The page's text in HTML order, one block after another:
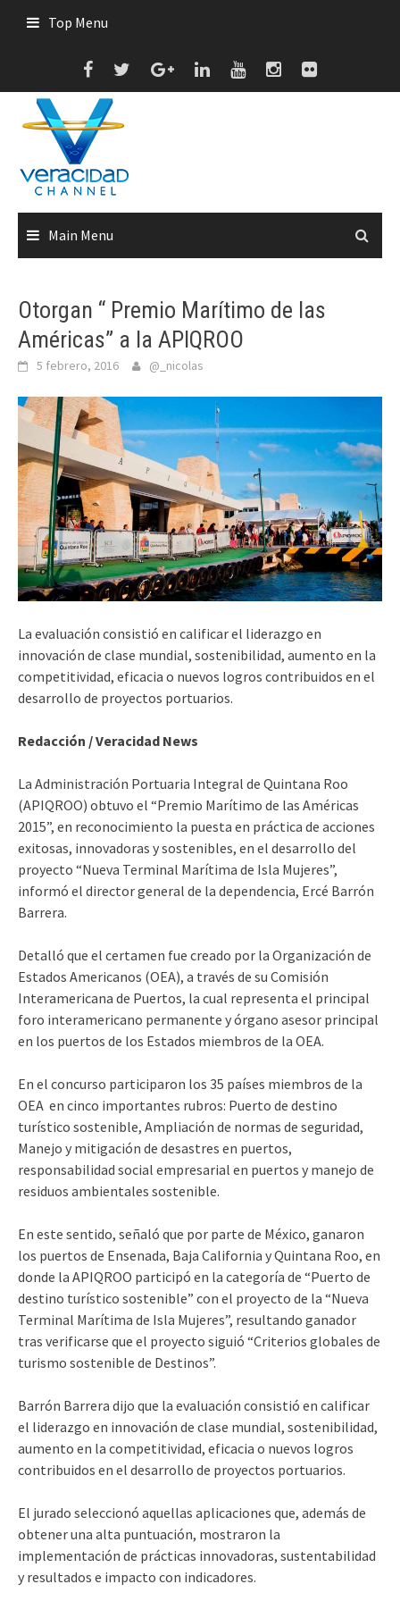
Top Menu
Main Menu
Otorgan “ Premio Marítimo de las
Américas” a la APIQROO
5 febrero, 2016 @_nicolas
La evaluación consistió en calificar el liderazgo en
innovación de clase mundial, sostenibilidad, aumento en la
competitividad, eficacia o nuevos logros contribuidos en el
desarrollo de proyectos portuarios.
Redacción / Veracidad News
La Administración Portuaria Integral de Quintana Roo
(APIQROO) obtuvo el “Premio Marítimo de las Américas
2015”, en reconocimiento la puesta en práctica de acciones
exitosas, innovadoras y sostenibles, en el desarrollo del
proyecto “Nueva Terminal Marítima de Isla Mujeres”,
informó el director general de la dependencia, Ercé Barrón
Barrera.
Detalló que el certamen fue creado por la Organización de
Estados Americanos (OEA), a través de su Comisión
Interamericana de Puertos, la cual representa el principal
foro interamericano permanente y órgano asesor principal
en los puertos de los Estados miembros de la OEA.
En el concurso participaron los 35 países miembros de la
OEA en cinco importantes rubros: Puerto de destino
turístico sostenible, Ampliación de normas de seguridad,
Manejo y mitigación de desastres en puertos,
responsabilidad social empresarial en puertos y manejo de
residuos ambientales sostenible.
En este sentido, señaló que por parte de México, ganaron
los puertos de Ensenada, Baja California y Quintana Roo, en
donde la APIQROO participó en la categoría de “Puerto de
destino turístico sostenible” con el proyecto de la “Nueva
Terminal Marítima de Isla Mujeres”, resultando ganador
tras verificarse que el proyecto siguió “Criterios globales de
turismo sostenible de Destinos”.
Barrón Barrera dijo que la evaluación consistió en calificar
el liderazgo en innovación de clase mundial, sostenibilidad,
aumento en la competitividad, eficacia o nuevos logros
contribuidos en el desarrollo de proyectos portuarios.
El jurado seleccionó aquellas aplicaciones que, además de
obtener una alta puntuación, mostraron la
implementación de prácticas innovadoras, sustentabilidad
y resultados e impacto con indicadores.